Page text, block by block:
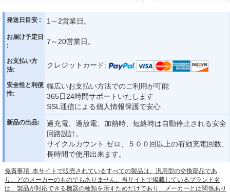
発送日目安 : 1～2営業日。
お届け予定日
:
7～20営業日。
お支払い方
法:
クレジットカード:
安全性と利便
性:
幅広いお支払い方法でのご利用が可能
365日24時間サポートいたします
SSL通信による個人情報保護で安心
新品の出品:
過充電、過放電、加熱時、短絡時は自動停止される安全
回路設計。
サイクルカウント:ゼロ、５００回以上の有効充電回数、
長時間で使用出来ます。
免責事項: 本サイトで販売されているすべての製品は、汎用型の交換部品であ
り、どのメーカーのものでもありません。当サイトで掲載しているブランド名
は、製品が対応できる機器の種類を示すためだけであり、メーカーとは関係あり